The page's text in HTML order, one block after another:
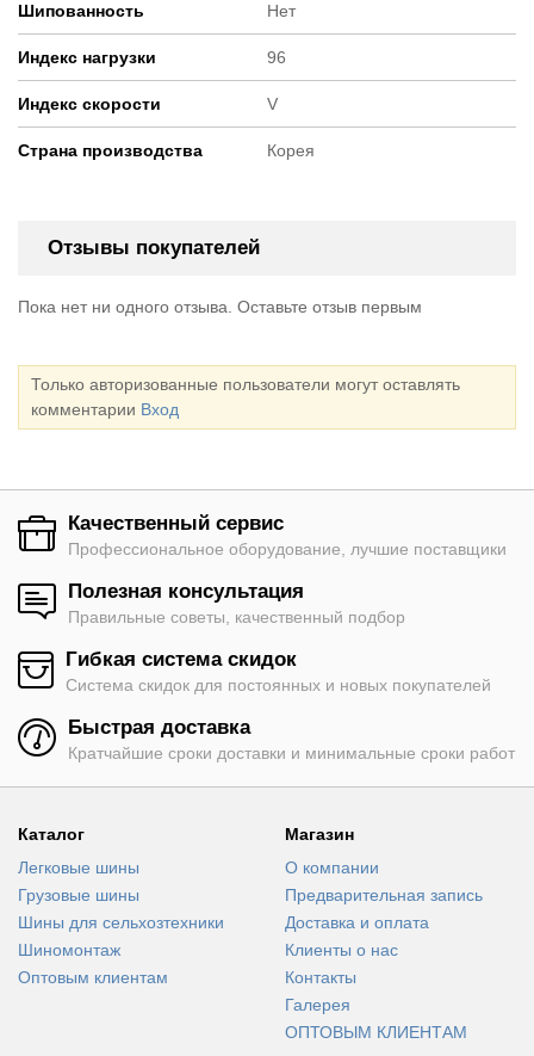
Шипованность Нет
Индекс нагрузки 96
Индекс скорости V
Страна производства Корея
Отзывы покупателей
Пока нет ни одного отзыва. Оставьте отзыв первым
Только авторизованные пользователи могут оставлять
комментарии Вход
Качественный сервис
Профессиональное оборудование, лучшие поставщики
Полезная консультация
Правильные советы, качественный подбор
Гибкая система скидок
Система скидок для постоянных и новых покупателей
Быстрая доставка
Кратчайшие сроки доставки и минимальные сроки работ
Каталог
Легковые шины
Грузовые шины
Шины для сельхозтехники
Шиномонтаж
Оптовым клиентам
Магазин
О компании
Предварительная запись
Доставка и оплата
Клиенты о нас
Контакты
Галерея
ОПТОВЫМ КЛИЕНТАМ